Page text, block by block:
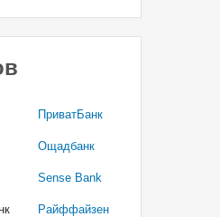
ПриватБанк
Ощадбанк
Sense Bank
Райффайзен